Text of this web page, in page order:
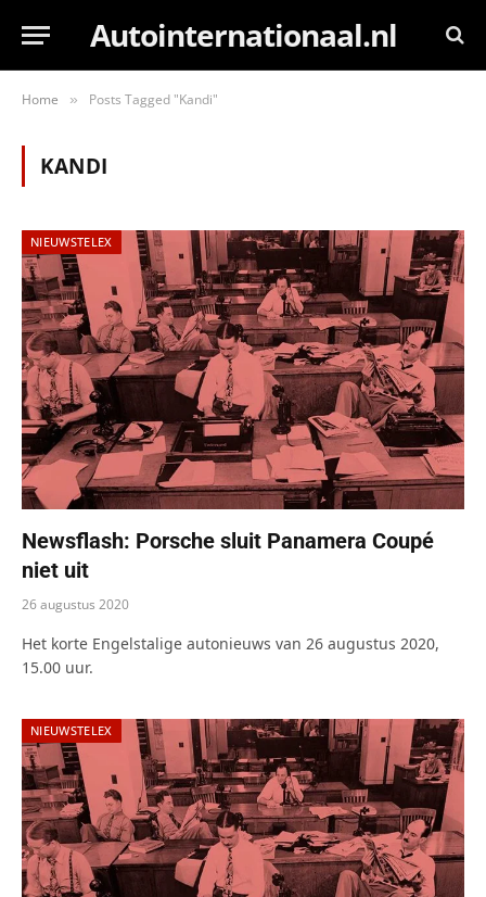
Autointernationaal.nl
Home » Posts Tagged "Kandi"
KANDI
NIEUWSTELEX
Newsflash: Porsche sluit Panamera Coupé
niet uit
26 augustus 2020
Het korte Engelstalige autonieuws van 26 augustus 2020,
15.00 uur.
NIEUWSTELEX